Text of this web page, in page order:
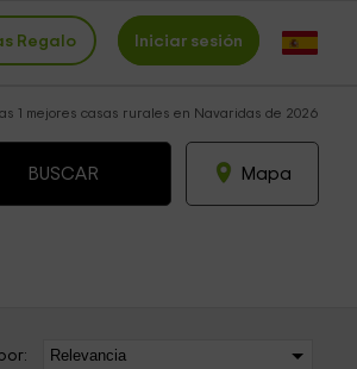
Regalo Iniciar sesión
1 mejores casas rurales en Navaridas de 2026
Mapa